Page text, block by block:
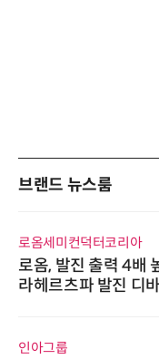
브랜드 뉴스룸
로옴세미컨덕터코리아
로옴, 발진 출력 4배
라헤르츠파 발진 디
인아그룹